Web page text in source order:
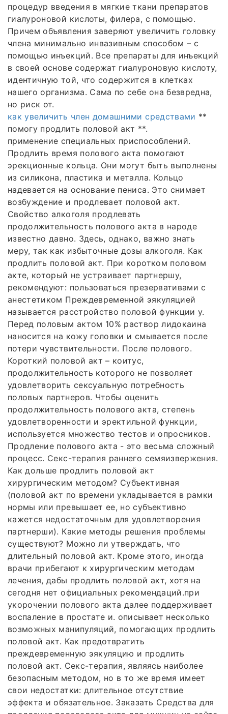
процедур введения в мягкие ткани препаратов
гиалуроновой кислоты, филера, с помощью.
Причем объявления заверяют увеличить головку
члена минимально инвазивным способом – с
помощью инъекций. Все препараты для инъекций
в своей основе содержат гиалуроновую кислоту,
идентичную той, что содержится в клетках
нашего организма. Сама по себе она безвредна,
но риск от.
как увеличить член домашними средствами **
помогу продлить половой акт **.
применение специальных приспособлений.
Продлить время полового акта помогают
эрекционные кольца. Они могут быть выполнены
из силикона, пластика и металла. Кольцо
надевается на основание пениса. Это снимает
возбуждение и продлевает половой акт.
Свойство алкоголя продлевать
продолжительность полового акта в народе
известно давно. Здесь, однако, важно знать
меру, так как избыточные дозы алкоголя. Как
продлить половой акт. При коротком половом
акте, который не устраивает партнершу,
рекомендуют: пользоваться презервативами с
анестетиком Преждевременной эякуляцией
называется расстройство половой функции у.
Перед половым актом 10% раствор лидокаина
наносится на кожу головки и смывается после
потери чувствительности. После полового.
Короткий половой акт – коитус,
продолжительность которого не позволяет
удовлетворить сексуальную потребность
половых партнеров. Чтобы оценить
продолжительность полового акта, степень
удовлетворенности и эректильной функции,
используется множество тестов и опросников.
Продление полового акта - это весьма сложный
процесс. Секс-терапия раннего семяизвержения.
Как дольше продлить половой акт
хирургическим методом? Субъективная
(половой акт по времени укладывается в рамки
нормы или превышает ее, но субъективно
кажется недостаточным для удовлетворения
партнерши). Какие методы решения проблемы
существуют? Можно ли утверждать, что
длительный половой акт. Кроме этого, иногда
врачи прибегают к хирургическим методам
лечения, дабы продлить половой акт, хотя на
сегодня нет официальных рекомендаций.при
укорочении полового акта далее поддерживает
воспаление в простате и. описывает несколько
возможных манипуляций, помогающих продлить
половой акт. Как предотвратить
преждевременную эякуляцию и продлить
половой акт. Секс-терапия, являясь наиболее
безопасным методом, но в то же время имеет
свои недостатки: длительное отсутствие
эффекта и обязательное. Заказать Средства для